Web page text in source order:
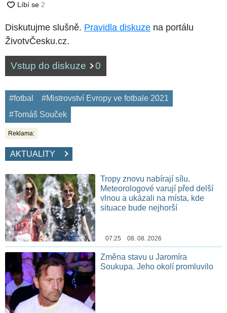
Diskutujme slušně. Pravidla diskuze na portálu
ŽivotvČesku.cz.
Vstup do diskuze 0
#fotbal
#Mistrovství Evropy ve fotbale 2021
#Tomáš Souček
Reklama:
AKTUALITY
Tropy znovu nabírají sílu.
Meteorologové varují před delší
vlnou a ukázali na místa, kde
situace bude nejhorší
07:25 08. 08. 2026
Změna stavu u Jaromíra
Soukupa. Jeho okolí promluvilo